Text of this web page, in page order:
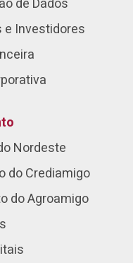
de Dados
e Investidores
Nordeste
do Crediamigo
do Agroamigo